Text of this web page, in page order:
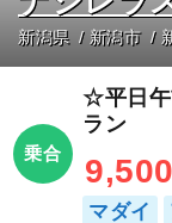
新潟県 新潟市
乗合
☆平日午
ラン
9,500
マダイ